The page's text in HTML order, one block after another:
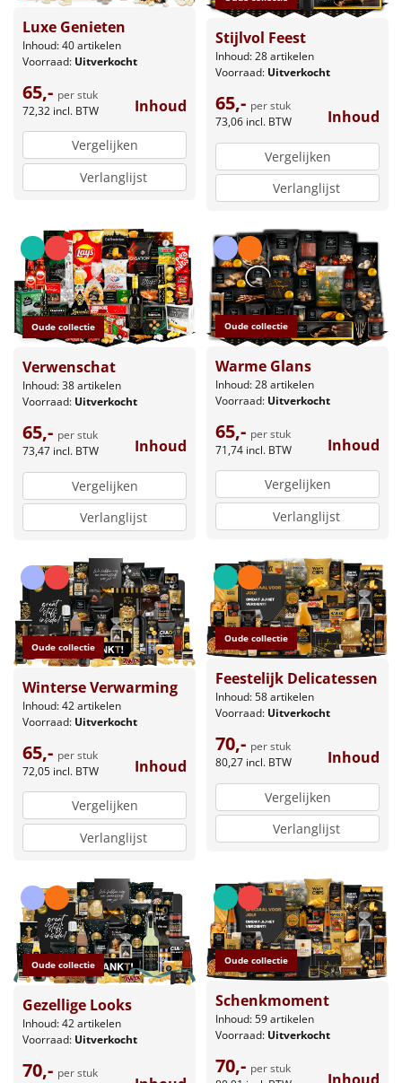
Luxe Genieten
Inhoud: 40 artikelen
Voorraad: Uitverkocht
65,- per stuk
72,32 incl. BTW Inhoud
Vergelijken
Verlanglijst
Stijlvol Feest
Inhoud: 28 artikelen
Voorraad: Uitverkocht
65,- per stuk
73,06 incl. BTW Inhoud
Vergelijken
Verlanglijst
Oude collectie
Verwenschat
Inhoud: 38 artikelen
Voorraad: Uitverkocht
65,- per stuk
73,47 incl. BTW Inhoud
Vergelijken
Verlanglijst
Oude collectie
Warme Glans
Inhoud: 28 artikelen
Voorraad: Uitverkocht
65,- per stuk
71,74 incl. BTW Inhoud
Vergelijken
Verlanglijst
Oude collectie
Winterse Verwarming
Inhoud: 42 artikelen
Voorraad: Uitverkocht
65,- per stuk
72,05 incl. BTW Inhoud
Vergelijken
Verlanglijst
Oude collectie
Feestelijk Delicatessen
Inhoud: 58 artikelen
Voorraad: Uitverkocht
70,- per stuk
80,27 incl. BTW Inhoud
Vergelijken
Verlanglijst
Oude collectie
Gezellige Looks
Inhoud: 42 artikelen
Voorraad: Uitverkocht
70,- per stuk
Oude collectie
Schenkmoment
Inhoud: 59 artikelen
Voorraad: Uitverkocht
70,- per stuk